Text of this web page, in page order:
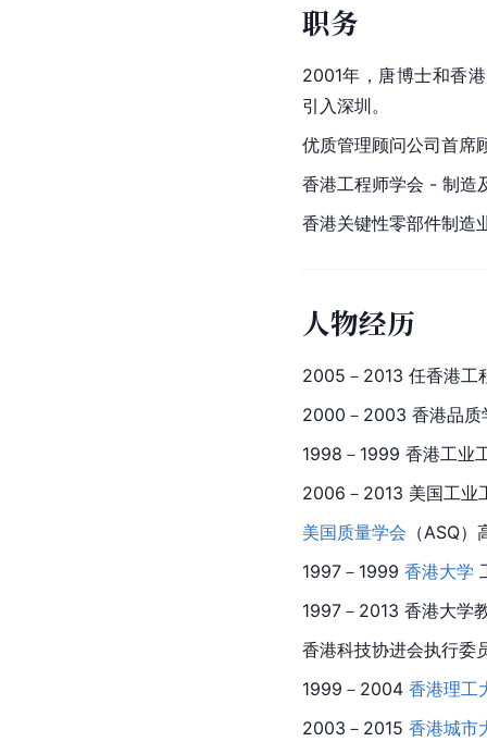
职务
2001年，唐博士和香
引入深圳。
优质管理顾问公司首席
香港工程师学会 - 制造
香港关键性零部件制造
人物经历
2005－2013 任香港工
2000－2003 香港品质
1998－1999 香港工业
2006－2013 美国工业
美国质量学会 （ASQ
1997－1999 香港大学
1997－2013 香港大学
香港科技协进会执行委
1999－2004 香港理工
2003－2015 香港城市